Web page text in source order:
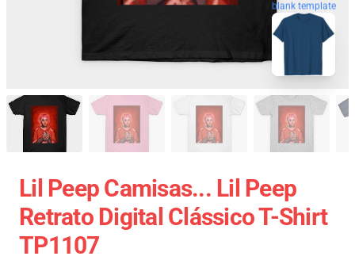
blank template
Lil Peep Camisas... Lil Peep
Retrato Digital Clássico T-Shirt
TP1107